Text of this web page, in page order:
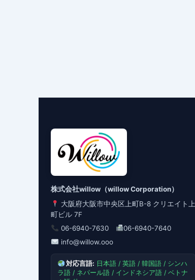
株式会社willow（willow Corporation）
大阪府大阪市中央区上町B-8 クリエイト上
町ビル 7F
06-6940-7630
06-6940-7640
info@willow.ooo
対応言語: 日本語 / 英語 / 韓国語 / シンハ
ラ語 / ネパール語 / インドネシア語 / ベトナ